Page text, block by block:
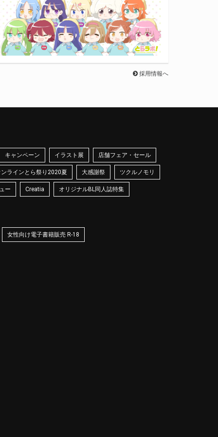
採用情報へ
キャンペーン イラスト展 店舗フェア・セール
ラインとら祭り2020夏 大感謝祭 ツクルノモリ
ー Creatia オリジナルBL同人誌特集
女性向け電子書籍販売 R-18